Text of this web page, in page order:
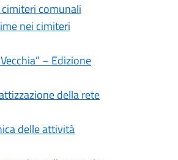
comunali
nei cimiteri
– Edizione
della rete
delle attività